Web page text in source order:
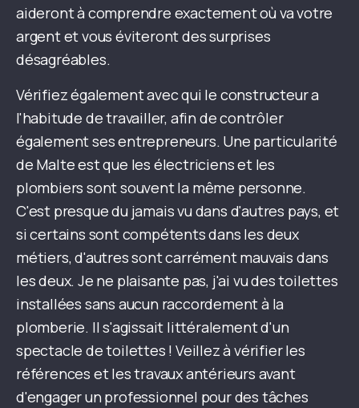
aideront à comprendre exactement où va votre
argent et vous éviteront des surprises
désagréables.
Vérifiez également avec qui le constructeur a
l'habitude de travailler, afin de contrôler
également ses entrepreneurs. Une particularité
de Malte est que les électriciens et les
plombiers sont souvent la même personne.
C'est presque du jamais vu dans d'autres pays, et
si certains sont compétents dans les deux
métiers, d'autres sont carrément mauvais dans
les deux. Je ne plaisante pas, j'ai vu des toilettes
installées sans aucun raccordement à la
plomberie. Il s'agissait littéralement d'un
spectacle de toilettes ! Veillez à vérifier les
références et les travaux antérieurs avant
d'engager un professionnel pour des tâches